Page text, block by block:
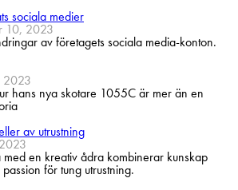
sociala medier
10, 2023
av företagets sociala media-konton.
2023
hans nya skotare 1055C är mer än en
av utrustning
en kreativ ådra kombinerar kunskap
för tung utrustning.